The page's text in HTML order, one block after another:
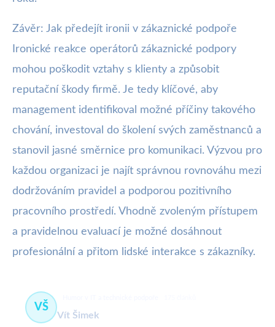
Závěr: Jak předejít ironii v zákaznické podpoře
Ironické reakce operátorů zákaznické podpory
mohou poškodit vztahy s klienty a způsobit
reputační škody firmě. Je tedy klíčové, aby
management identifikoval možné příčiny takového
chování, investoval do školení svých zaměstnanců a
stanovil jasné směrnice pro komunikaci. Výzvou pro
každou organizaci je najít správnou rovnováhu mezi
dodržováním pravidel a podporou pozitivního
pracovního prostředí. Vhodně zvoleným přístupem
a pravidelnou evaluací je možné dosáhnout
profesionální a přitom lidské interakce s zákazníky.
VŠ
Vít Šimek